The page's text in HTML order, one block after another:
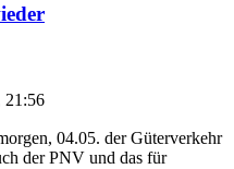
21:56
04.05. der Güterverkehr
der PNV und das für